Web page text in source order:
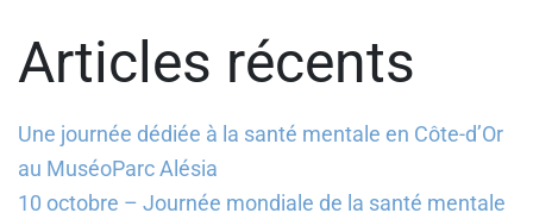
Articles récents
Une journée dédiée à la santé mentale en Côte-d’Or
au MuséoParc Alésia
10 octobre – Journée mondiale de la santé mentale